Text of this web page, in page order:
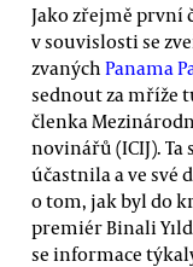
Jako zřejmě první
v souvislosti se
zvaných Panama
sednout za mříže
členka
novinářů (ICIJ). Ta
účastnila a ve své
o tom, jak byl do
premiér Binali
se informace